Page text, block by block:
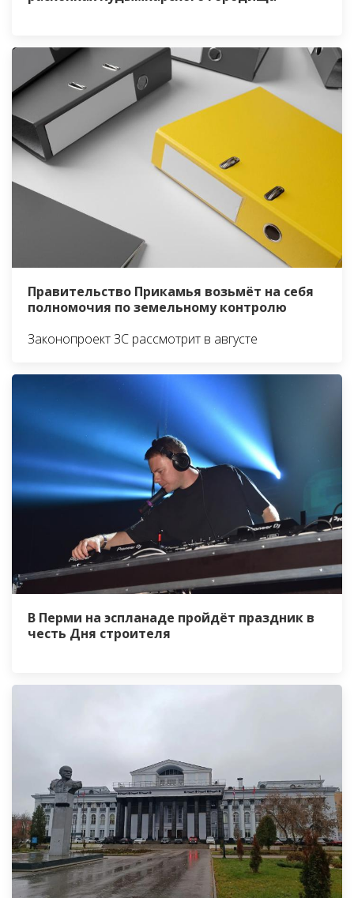
Правительство Прикамья возьмёт на себя
полномочия по земельному контролю
Законопроект ЗС рассмотрит в августе
В Перми на эспланаде пройдёт праздник в
честь Дня строителя